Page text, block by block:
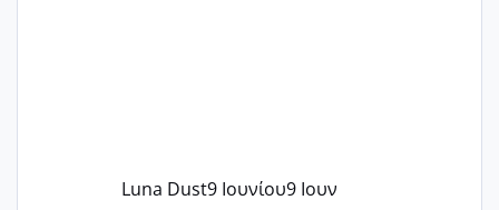
Luna Dust9 Ιουνίου9 Ιουν